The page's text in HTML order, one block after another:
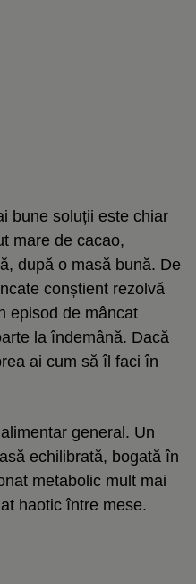
bune soluții este chiar
mare de cacao,
după o masă bună. De
conștient rezolvă
episod de mâncat
la îndemână. Dacă
ai cum să îl faci în
general. Un
echilibrată, bogată în
metabolic mult mai
haotic între mese.